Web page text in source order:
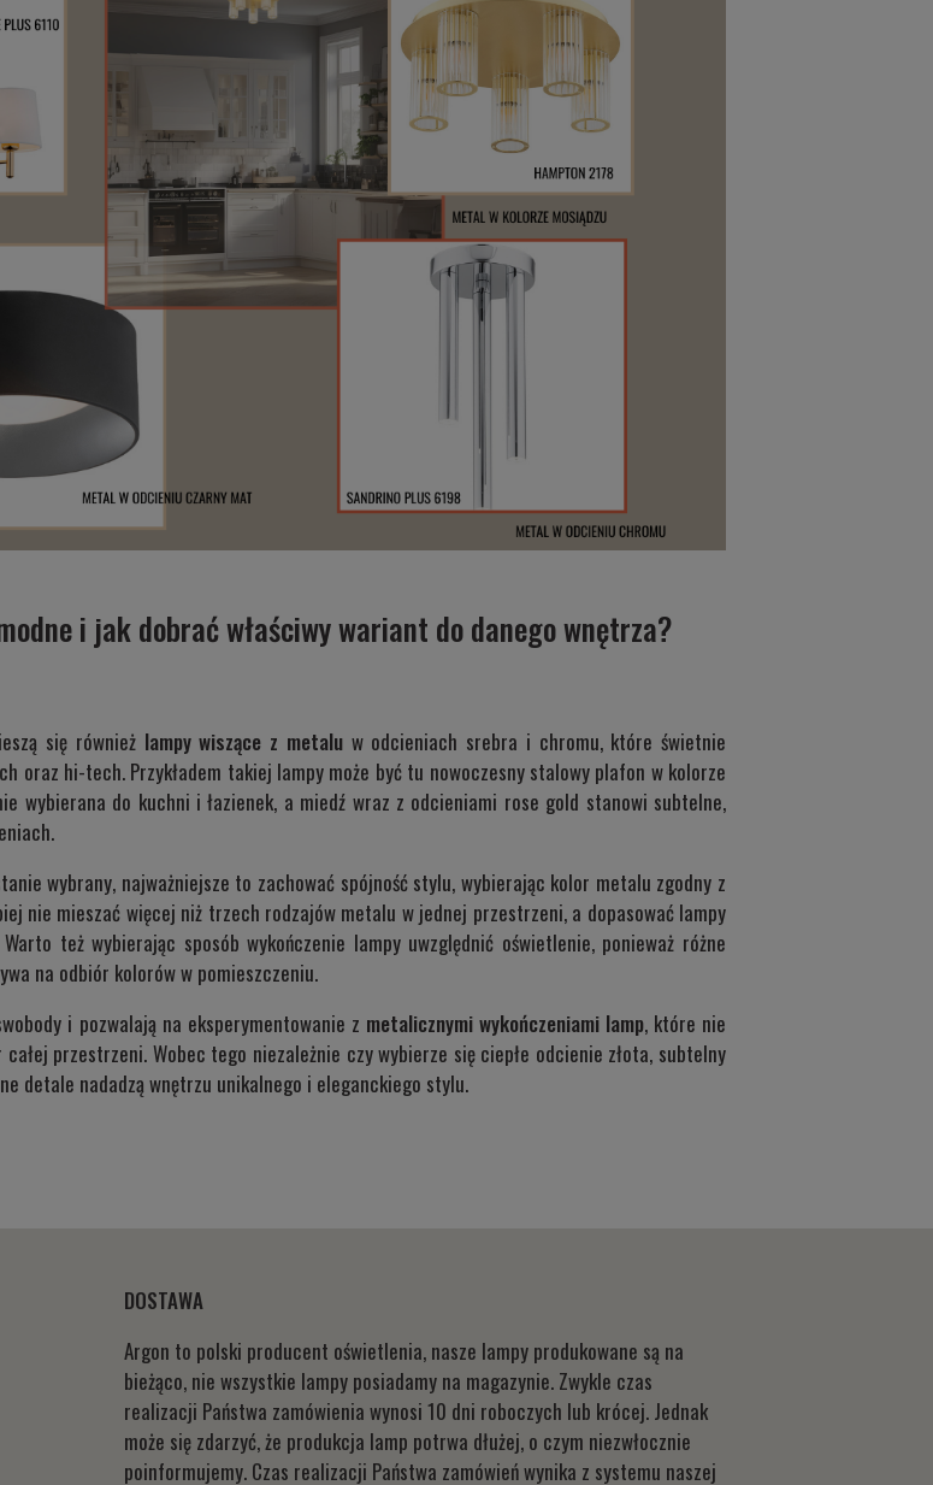
i jak dobrać właściwy wariant do danego wnętrza?
się również lampy wiszące z metalu w odcieniach srebra i chromu, które świetnie
oraz hi-tech. Przykładem takiej lampy może być tu nowoczesny stalowy plafon w kolorze
wybierana do kuchni i łazienek, a miedź wraz z odcieniami rose gold stanowi subtelne,
wybrany, najważniejsze to zachować spójność stylu, wybierając kolor metalu zgodny z
nie mieszać więcej niż trzech rodzajów metalu w jednej przestrzeni, a dopasować lampy
też wybierając sposób wykończenie lampy uwzględnić oświetlenie, ponieważ różne
na odbiór kolorów w pomieszczeniu.
i pozwalają na eksperymentowanie z metalicznymi wykończeniami lamp, które nie
przestrzeni. Wobec tego niezależnie czy wybierze się ciepłe odcienie złota, subtelny
detale nadadzą wnętrzu unikalnego i eleganckiego stylu.
DOSTAWA
Argon to polski producent oświetlenia, nasze lampy produkowane są na
bieżąco, nie wszystkie lampy posiadamy na magazynie. Zwykle czas
realizacji Państwa zamówienia wynosi 10 dni roboczych lub krócej. Jednak
może się zdarzyć, że produkcja lamp potrwa dłużej, o czym niezwłocznie
poinformujemy. Czas realizacji Państwa zamówień wynika z systemu naszej